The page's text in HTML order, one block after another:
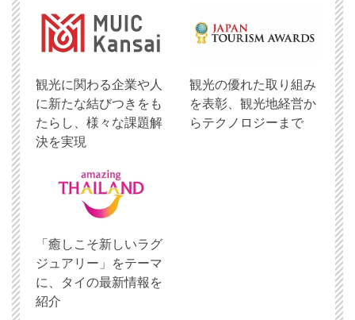
観光に関わる企業や人
に新たな結びつきをも
たらし、様々な課題解
決を実現
観光の優れた取り組み
を表彰、観光地経営か
らテクノロジーまで
「癒しこそ新しいラグ
ジュアリー」をテーマ
に、タイの最新情報を
紹介